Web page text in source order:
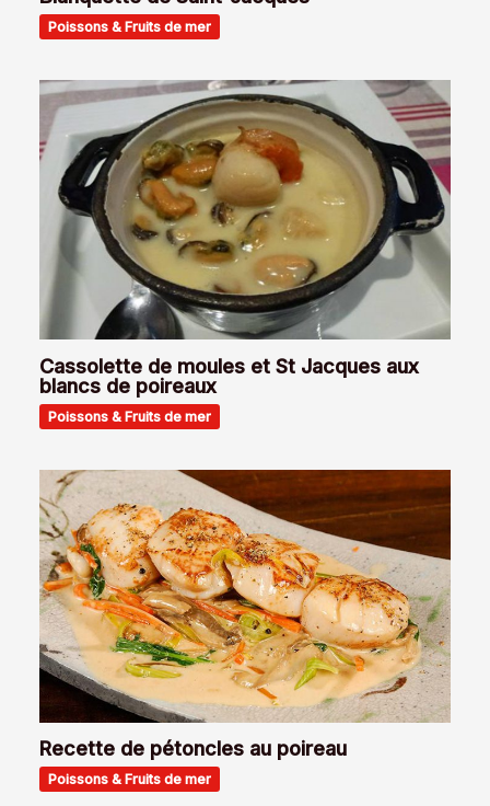
Poissons & Fruits de mer
Cassolette de moules et St Jacques aux
blancs de poireaux
Poissons & Fruits de mer
Recette de pétoncles au poireau
Poissons & Fruits de mer